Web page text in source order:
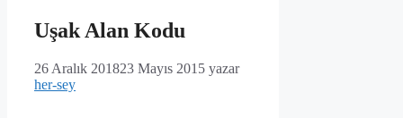
Uşak Alan Kodu
26 Aralık 201823 Mayıs 2015 yazar
her-sey